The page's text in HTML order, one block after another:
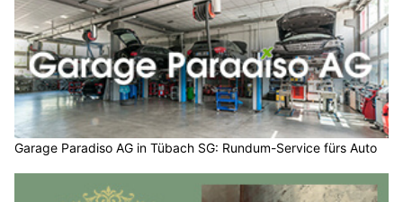
Garage Paradiso AG in Tübach SG: Rundum-Service fürs Auto